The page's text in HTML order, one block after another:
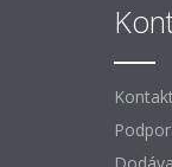
Kontakt